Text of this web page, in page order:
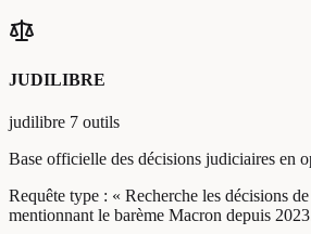
JUDILIBRE
judilibre 7 outils
Base officielle des décisions judiciaires en
Requête type : « Recherche les décisions
mentionnant le barème Macron depuis